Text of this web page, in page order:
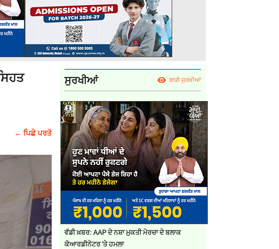
← ਪਿਛੇ ਪਰਤੋ
ਸੁਰਖੀਆਂ ਬਾਕੀ ਸੁਰਖੀਆਂ
ਵੱਡੀ ਖ਼ਬਰ: AAP ਦੇ ਨਸ਼ਾ ਮੁਕਤੀ ਮੋਰਚਾ ਦੇ ਬਲਾਕ
ਕੋਆਰਡੀਨੇਟਰ 'ਤੇ ਹਮਲਾ